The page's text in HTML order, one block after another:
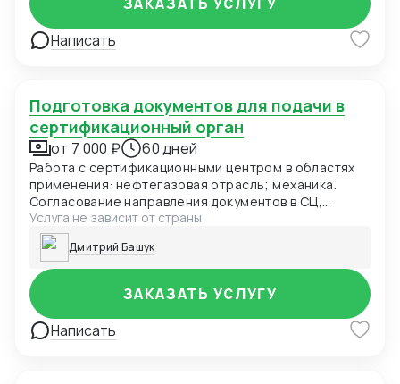
Написать
Подготовка документов для подачи в
сертификационный орган
от 7 000 ₽ 60 дней
Работа с сертификационными центром в областях
применения: нефтегазовая отрасль; механика.
Согласование направления документов в СЦ,
координация доставки документов
сертификационного центра Заказчику.
Услуга не зависит от страны
Дмитрий Башук
Написать
ЗАКАЗАТЬ УСЛУГУ